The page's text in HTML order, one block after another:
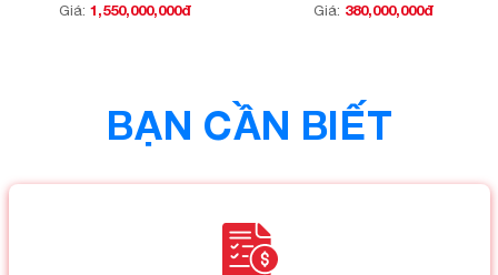
Giá: 1,550,000,000đ Giá: 380,000,000đ
BẠN CẦN BIẾT